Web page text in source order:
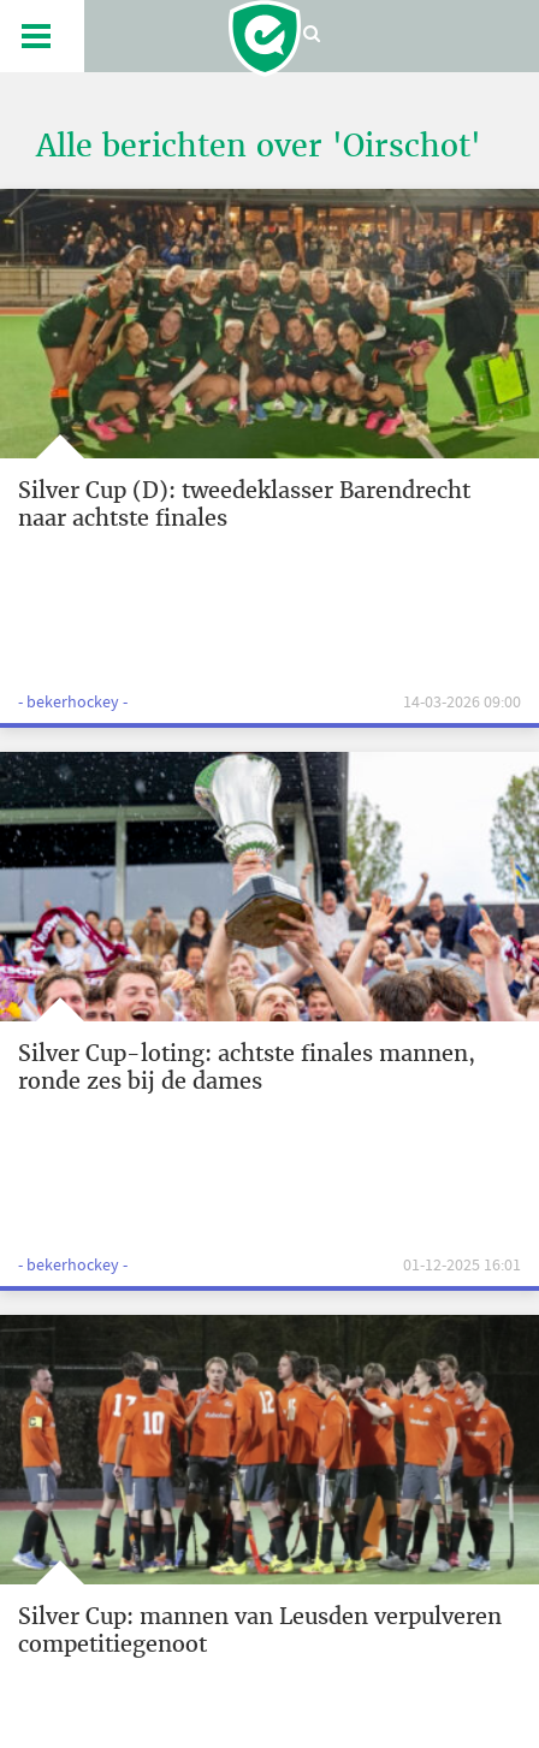
Alle berichten over 'Oirschot'
Silver Cup (D): tweedeklasser Barendrecht
naar achtste finales
- bekerhockey - 14-03-2026 09:00
Silver Cup-loting: achtste finales mannen,
ronde zes bij de dames
- bekerhockey - 01-12-2025 16:01
Silver Cup: mannen van Leusden verpulveren
competitiegenoot